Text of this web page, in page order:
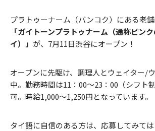
プラトゥーナーム（バンコク）にある老
「ガイトーンプラトゥナーム（通称ピン
イ）」 が、7月11日渋谷にオープン！
オープンに先駆け、調理人とウェイター/
中。勤務時間は11：00～23：00（シフト
可。時給1,000～1,250円となっています。
タイ語に自信のある方は、応募してみて